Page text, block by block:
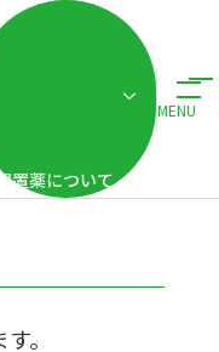
配置薬について
MENU
配置薬営業
。